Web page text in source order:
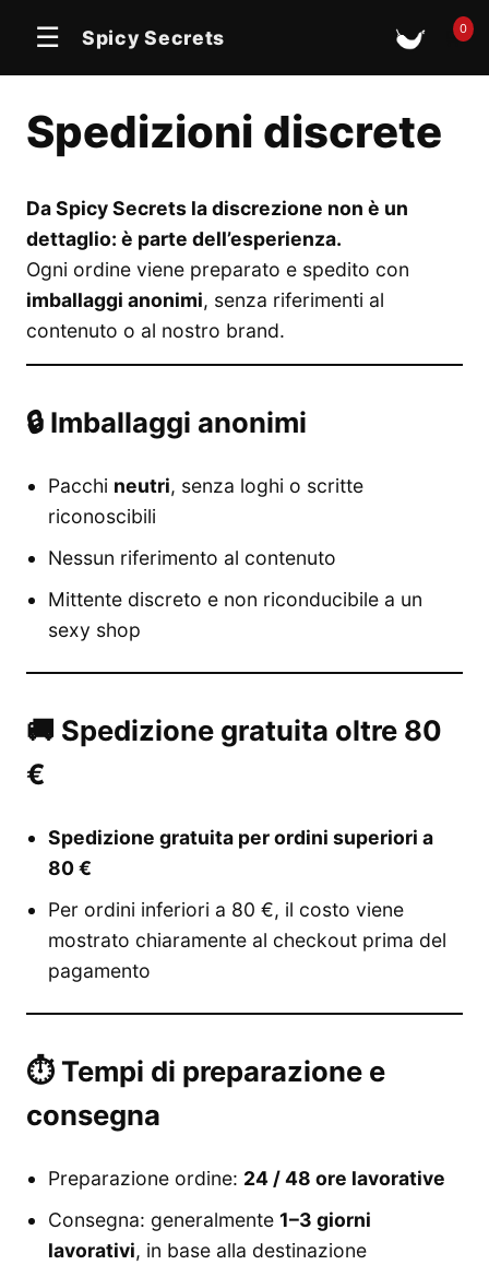
☰ Spicy Secrets 🛒0
Spedizioni discrete
Da Spicy Secrets la discrezione non è un
dettaglio: è parte dell’esperienza.
Ogni ordine viene preparato e spedito con
imballaggi anonimi, senza riferimenti al
contenuto o al nostro brand.
🔒 Imballaggi anonimi
Pacchi neutri, senza loghi o scritte
riconoscibili
Nessun riferimento al contenuto
Mittente discreto e non riconducibile a un
sexy shop
🚚 Spedizione gratuita oltre 80
€
Spedizione gratuita per ordini superiori a
80 €
Per ordini inferiori a 80 €, il costo viene
mostrato chiaramente al checkout prima del
pagamento
⏱ Tempi di preparazione e
consegna
Preparazione ordine: 24 / 48 ore lavorative
Consegna: generalmente 1–3 giorni
lavorativi, in base alla destinazione